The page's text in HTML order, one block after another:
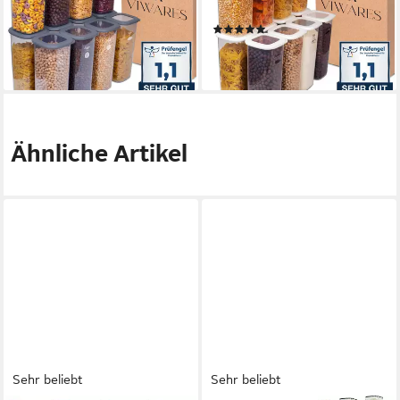
Anthrazit SERIE FOLY 1.75L,
Plastik
32,90 €
lieferbar - in 2-3 Werktagen bei dir
SERIE FOLY 1.75, Plastik
(1)
32,90 €
lieferbar - in 2-3 Werktagen bei dir
Ähnliche Artikel
Sehr beliebt Sehr beliebt